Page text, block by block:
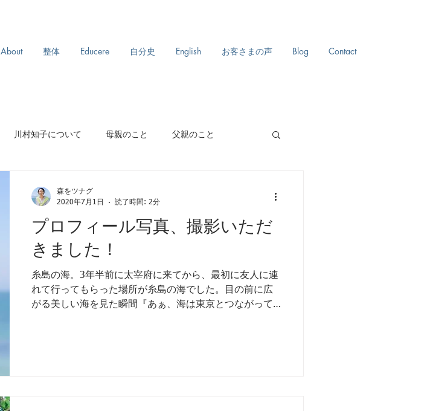
About 整体 Educere 自分史 English お客さまの声 Blog Contact
川村知子について 母親のこと 父親のこと
プロフィール写真、撮影いただ
きました！
糸島の海。3年半前に太宰府に来てから、最初に友人に連
れて行ってもらった場所が糸島の海でした。目の前に広
がる美しい海を見た瞬間『あぁ、海は東京とつながって
森をツナグ
2020年7月1日
読了時間: 2分